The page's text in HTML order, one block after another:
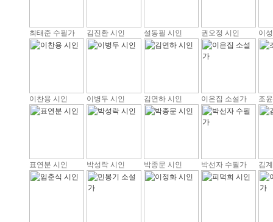
최태준 수필가 김진환 시인 설동필 시인 권오정 시인 이
이찬용 시인 이병두 시인 김연하 시인 이은집 소설가 조
표연분 시인 박성락 시인 박종문 시인 박선자 수필가 김